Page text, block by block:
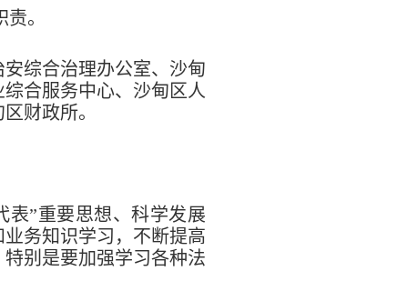
。
综合治理办公室、沙甸
合服务中心、沙甸区人
财政所。
表”重要思想、科学发展
务知识学习，不断提高
别是要加强学习各种法